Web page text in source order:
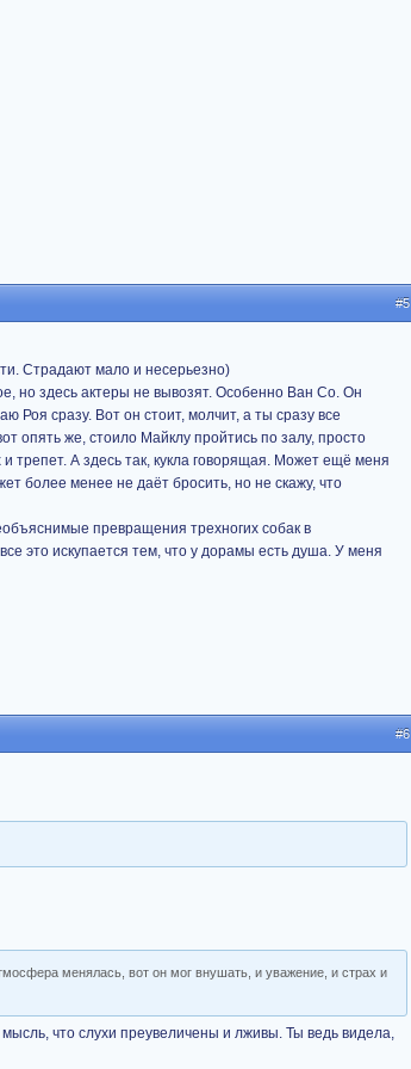
#5
Страдают мало и несерьезно)
но здесь актеры не вывозят. Особенно Ван Со. Он
Роя сразу. Вот он стоит, молчит, а ты сразу все
опять же, стоило Майклу пройтись по залу, просто
трепет. А здесь так, кукла говорящая. Может ещё меня
более менее не даёт бросить, но не скажу, что
превращения трехногих собак в
это искупается тем, что у дорамы есть душа. У меня
#6
менялась, вот он мог внушать, и уважение, и страх и
что слухи преувеличены и лживы. Ты ведь видела,